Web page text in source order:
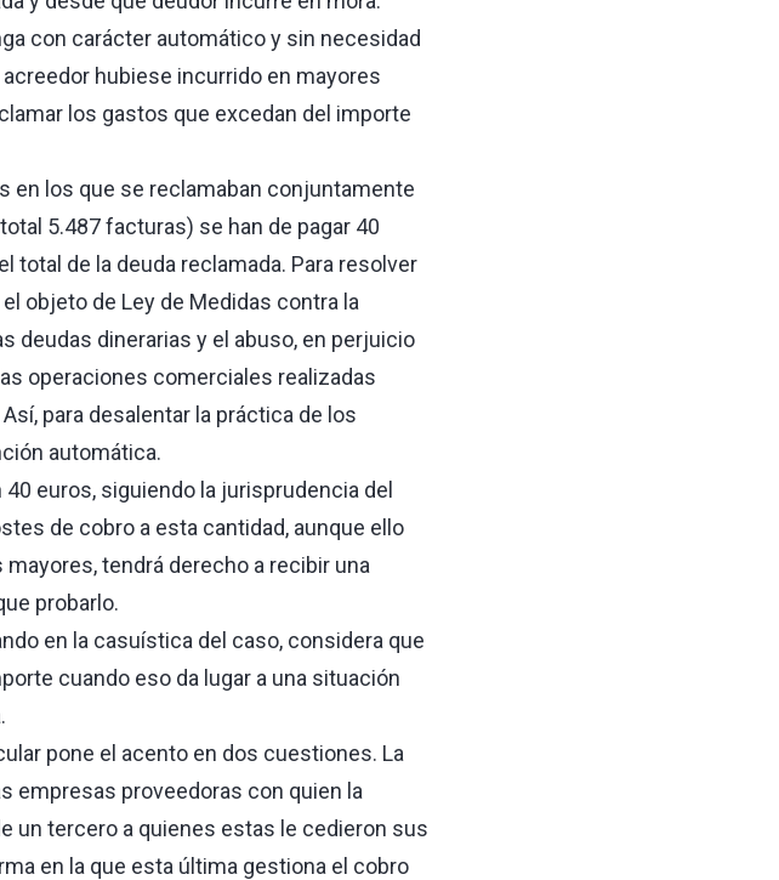
con carácter automático y sin necesidad
hubiese incurrido en mayores
los gastos que excedan del importe
en los que se reclamaban conjuntamente
5.487 facturas) se han de pagar 40
total de la deuda reclamada. Para resolver
objeto de Ley de Medidas contra la
deudas dinerarias y el abuso, en perjuicio
operaciones comerciales realizadas
para desalentar la práctica de los
automática.
euros, siguiendo la jurisprudencia del
de cobro a esta cantidad, aunque ello
tendrá derecho a recibir una
probarlo.
en la casuística del caso, considera que
cuando eso da lugar a una situación
pone el acento en dos cuestiones. La
empresas proveedoras con quien la
un tercero a quienes estas le cedieron sus
en la que esta última gestiona el cobro